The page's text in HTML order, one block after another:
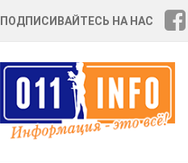
ПОДПИСИВАЙТЕСЬ НА НАС